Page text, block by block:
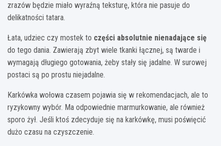
zrazów będzie miało wyraźną teksturę, która nie pasuje do
delikatności tatara.
Łata, udziec czy mostek to części absolutnie nienadające się
do tego dania. Zawierają zbyt wiele tkanki łącznej, są twarde i
wymagają długiego gotowania, żeby stały się jadalne. W surowej
postaci są po prostu niejadalne.
Karkówka wołowa czasem pojawia się w rekomendacjach, ale to
ryzykowny wybór. Ma odpowiednie marmurkowanie, ale również
sporo żył. Jeśli ktoś zdecyduje się na karkówkę, musi poświęcić
dużo czasu na czyszczenie.